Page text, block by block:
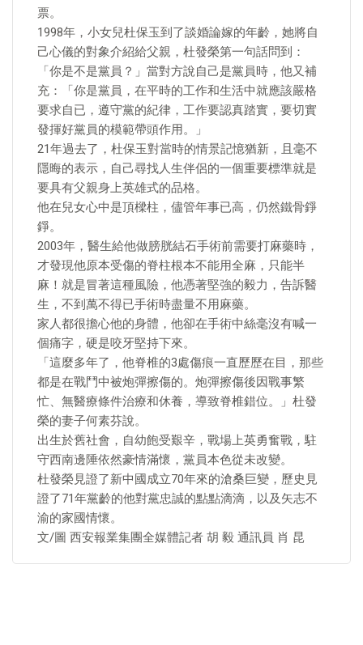
票。
1998年，小女兒杜保玉到了談婚論嫁的年齡，她將自
己心儀的對象介紹給父親，杜發榮第一句話問到：
「你是不是黨員？」當對方說自己是黨員時，他又補
充：「你是黨員，在平時的工作和生活中就應該嚴格
要求自已，遵守黨的紀律，工作要認真踏實，要切實
發揮好黨員的模範帶頭作用。」
21年過去了，杜保玉對當時的情景記憶猶新，且毫不
隱晦的表示，自己尋找人生伴侶的一個重要標準就是
要具有父親身上英雄式的品格。
他在兒女心中是頂樑柱，儘管年事已高，仍然鐵骨錚
錚。
2003年，醫生給他做膀胱結石手術前需要打麻藥時，
才發現他原本受傷的脊柱根本不能用全麻，只能半
麻！就是冒著這種風險，他憑著堅強的毅力，告訴醫
生，不到萬不得已手術時盡量不用麻藥。
家人都很擔心他的身體，他卻在手術中絲毫沒有喊一
個痛字，硬是咬牙堅持下來。
「這麼多年了，他脊椎的3處傷痕一直歷歷在目，那些
都是在戰鬥中被炮彈擦傷的。炮彈擦傷後因戰事繁
忙、無醫療條件治療和休養，導致脊椎錯位。」杜發
榮的妻子何素芬說。
出生於舊社會，自幼飽受艱辛，戰場上英勇奮戰，駐
守西南邊陲依然豪情滿懷，黨員本色從未改變。
杜發榮見證了新中國成立70年來的滄桑巨變，歷史見
證了71年黨齡的他對黨忠誠的點點滴滴，以及矢志不
渝的家國情懷。
文/圖 西安報業集團全媒體記者 胡 毅 通訊員 肖 昆